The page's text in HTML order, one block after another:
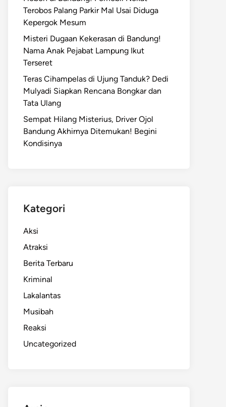
Terobos Palang Parkir Mal Usai Diduga
Kepergok Mesum
Misteri Dugaan Kekerasan di Bandung!
Nama Anak Pejabat Lampung Ikut
Terseret
Teras Cihampelas di Ujung Tanduk? Dedi
Mulyadi Siapkan Rencana Bongkar dan
Tata Ulang
Sempat Hilang Misterius, Driver Ojol
Bandung Akhirnya Ditemukan! Begini
Kondisinya
Kategori
Aksi
Atraksi
Berita Terbaru
Kriminal
Lakalantas
Musibah
Reaksi
Uncategorized